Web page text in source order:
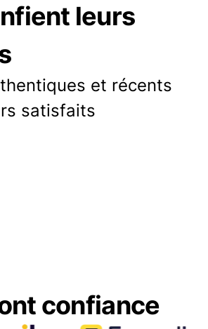
leurs
et récents
satisfaits
confiance